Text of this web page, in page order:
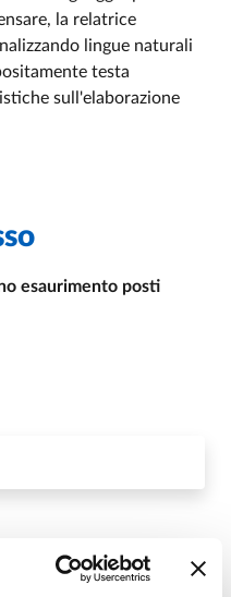
la relatrice
lingue naturali
testa
sull'elaborazione
esaurimento posti